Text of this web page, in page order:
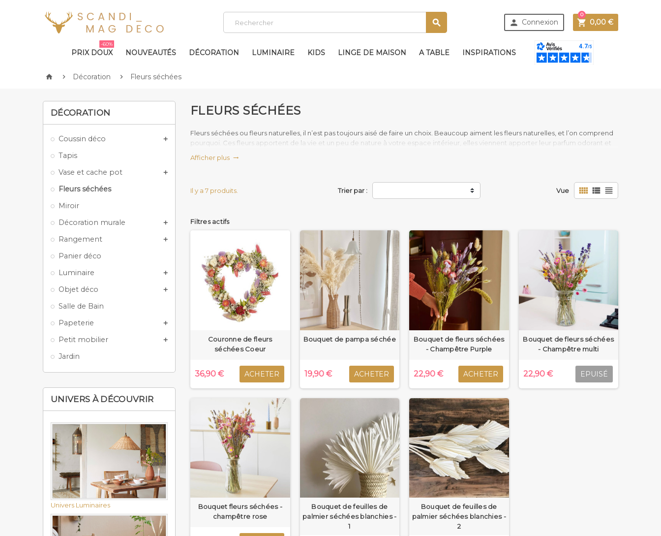
  Connexion  0,00 €
0
PRIX DOUX
-60%
NOUVEAUTÉS DÉCORATION LUMINAIRE KIDS LINGE DE MAISON A TABLE INSPIRATIONS
  Décoration  Fleurs séchées
DÉCORATION
Coussin déco 
Tapis
Vase et cache pot

Fleurs séchées
Miroir
Décoration murale

Rangement 
Panier déco
Luminaire

Objet déco 
Salle de Bain
Papeterie

Petit mobilier 
Jardin
UNIVERS À DÉCOUVRIR
Univers Luminaires
FLEURS SÉCHÉES
Fleurs séchées ou fleurs naturelles, il n’est pas toujours aisé de faire un choix. Beaucoup aiment les fleurs naturelles, et l’on comprend
pourquoi. Ces fleurs apportent de la vie et un peu de nature à votre espace intérieur, elles viennent apporter leur parfum odorant et
accompagner très peu de temps. De plus, cela demande de l’entretien, il n’est pas rare que l’on admire ce bouquet durant un ou
Avec les fleurs séchées, vous résolvez tous vos problèmes. Elles offrent un excellent rapport qualité/prix dans la mesure où elles vont
vous accompagner de longues années durant. Elles ne demandent pas d’entretien hormis un petit dépoussiérage de temps à autre.
La fleur séchée se décline également en termes de formes. Retrouvez ainsi une palme séchée naturelle qui trouvera parfaitement sa
place dans un environnement champêtre et bohème. Chez vous ou pour une décoration de salle lors d’un événement, la palme
séchée est un véritable caméléon qui vient décorer tous vos espaces.
Retrouvez également un bouquet de lagurus naturel séché. Vous tomberez sous le charme de ses petits pompons longs à placer, au
choix, dans un vase traditionnel ou dans un panier marocain. Scandimag Déco, spécialiste de la décoration champêtre et bohème,
vous propose également un bouquet de petites fleurs séchées mignonnes et craquantes qui, elles aussi, vont apporter ce petit plus
qui fait toute la différence. Une fois de plus, vous pouvez les placer dans un vase ou dans un panier que vous accrocherez au mur.
Laissez-vous tenter par l’un de nos bouquets de fleurs séchées pour une décoration à la fois naturelle et intemporelle. Dans une pièce
de vie, une chambre ou une salle de bains, elles sauront trouver leur place dans toutes les pièces de votre maison.
Afficher plus 
Il y a 7 produits. Trier par : Vue   
Filtres actifs
Couronne de fleurs
séchées Coeur
36,90 € ACHETER
Bouquet de pampa séchée
19,90 € ACHETER
Bouquet de fleurs séchées
- Champêtre Purple
22,90 € ACHETER
Bouquet de fleurs séchées
- Champêtre multi
22,90 € EPUISÉ
Bouquet fleurs séchées -
champêtre rose
Bouquet de feuilles de
palmier séchées blanchies -
1
Bouquet de feuilles de
palmier séchées blanchies -
2